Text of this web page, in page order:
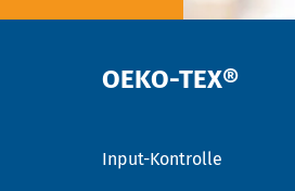
OEKO-TEX®
Input-Kontrolle